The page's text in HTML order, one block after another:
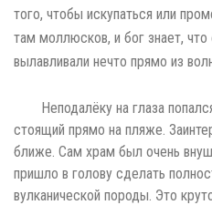
того, чтобы искупаться или
там моллюсков, и бог знает,
вылавливали нечто прямо из
Неподалёку на глаза
стоящий прямо на пляже.
ближе. Сам храм был очень
пришло в голову сделать
вулканической породы. Это